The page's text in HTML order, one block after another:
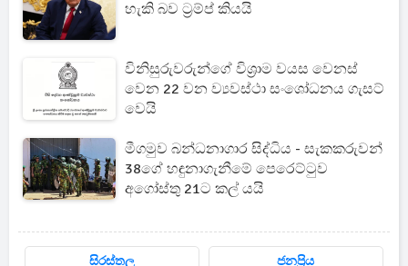
හැකි බව ට්‍රම්ප් කියයි
විනිසුරුවරුන්ගේ විශ්‍රාම වයස වෙනස්
වෙන 22 වන ව්‍යවස්ථා සංශෝධනය ගැසට්
වෙයි
මීගමුව බන්ධනාගාර සිද්ධිය - සැකකරුවන්
38ගේ හඳුනාගැනීමේ පෙරෙට්ටුව
අගෝස්තු 21ට කල් යයි
සිරස්තල ජනප්‍රිය